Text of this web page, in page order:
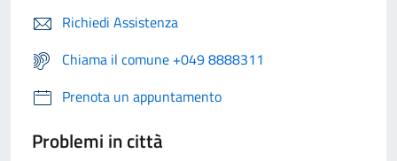
Richiedi Assistenza
Chiama il comune +049 8888311
Prenota un appuntamento
Problemi in città